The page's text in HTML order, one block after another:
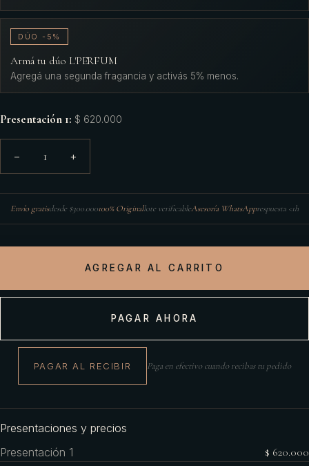
DÚO -5%
Armá tu dúo L'PERFUM
Agregá una segunda fragancia y activás 5% menos.
Presentación 1: $ 620.000
− 1 +
Envío gratisdesde $300.000100% Originallote verificableAsesoría WhatsApprespuesta <1h
AGREGAR AL CARRITO
PAGAR AHORA
PAGAR AL RECIBIR Paga en efectivo cuando recibas tu pedido
Presentaciones y precios
Presentación 1
$ 620.000